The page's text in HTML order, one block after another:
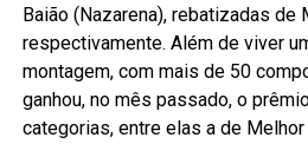
Baião (Nazarena), rebatizadas de
respectivamente. Além de viver
montagem, com mais de 50
ganhou, no mês passado, o
categorias, entre elas a de